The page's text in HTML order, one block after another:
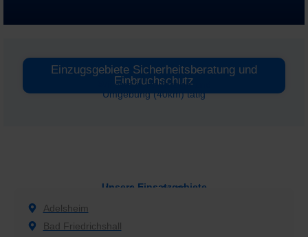
Einzugsgebiete Sicherheitsberatung und
Einbruchschutz
Wir sind inHeilbronnund
Umgebung (40km) tätig
Unsere Einsatzgebiete
Hier sind wir für Sie da
Adelsheim
Bad Friedrichshall